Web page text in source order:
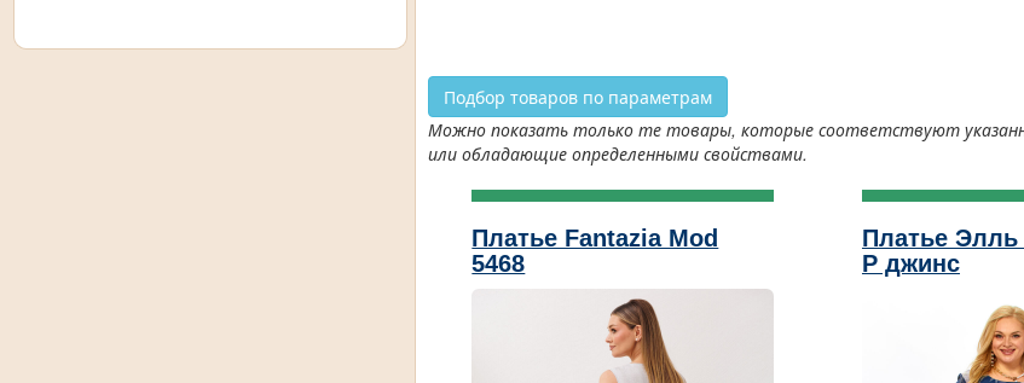
Подбор товаров по параметрам
Можно показать только те товары, которые соответствуют
или обладающие определенными свойствами.
Платье Fantazia Mod
5468
Платье Элль
Р джинс